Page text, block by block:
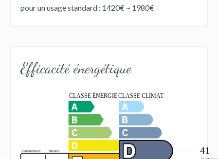
pour un usage standard : 1420€ ~ 1980€
Efficacité énergétique